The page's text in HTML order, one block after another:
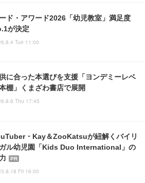
ド・アワード2026「幼児教室」満足度
が決定
Tue 11:00
に合った本選びを支援「ヨンデミーレベ
棚」くまざわ書店で展開
Thu 17:45
・Kay＆ZooKatsuが紐解くバイリ
ル幼児園「Kids Duo International」の
PR
Fri 16:00